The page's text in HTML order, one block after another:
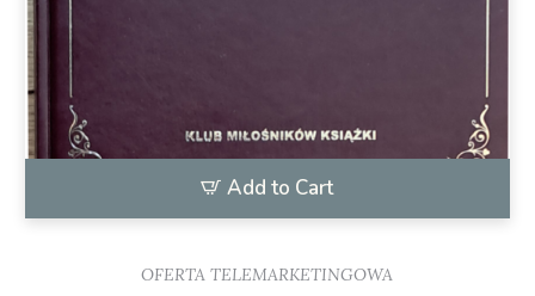
Add to Cart
OFERTA TELEMARKETINGOWA